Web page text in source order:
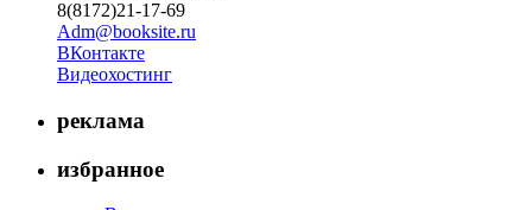
8(8172)21-17-69
Adm@booksite.ru
ВКонтакте
Видеохостинг
реклама
избранное